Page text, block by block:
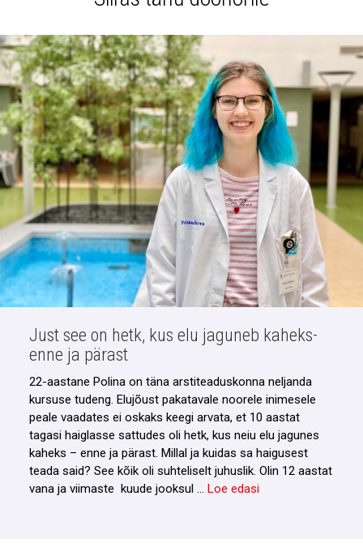
Just see on hetk, kus elu jaguneb kaheks-
enne ja pärast
22-aastane Polina on täna arstiteaduskonna neljanda
kursuse tudeng. Elujõust pakatavale noorele inimesele
peale vaadates ei oskaks keegi arvata, et 10 aastat
tagasi haiglasse sattudes oli hetk, kus neiu elu jagunes
kaheks – enne ja pärast. Millal ja kuidas sa haigusest
teada said? See kõik oli suhteliselt juhuslik. Olin 12 aastat
vana ja viimaste kuude jooksul … Loe edasi